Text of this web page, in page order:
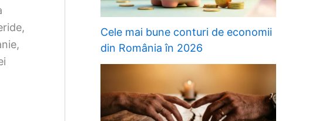
Cele mai bune conturi de economii
din România în 2026